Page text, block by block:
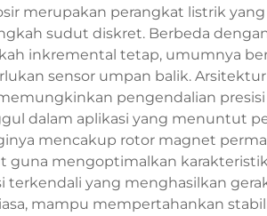
merupakan perangkat listrik
sudut diskret. Berbeda
inkremental tetap, umumnya
sensor umpan balik.
pengendalian
dalam aplikasi yang menuntut
mencakup rotor magnet
guna mengoptimalkan
terkendali yang menghasilkan
mampu mempertahankan